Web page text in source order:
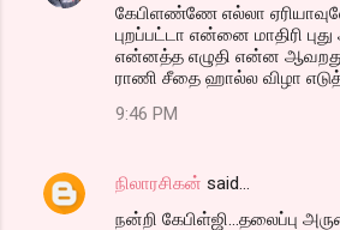
கேபிளண்ணே எல்லா
புறப்பட்டா என்னை மாதிரி
என்னத்த எழுதி என்ன ஆவறது?
ராணி சீதை ஹால்ல விழா
9:46 PM
நிலாரசிகன் said…
நன்றி கேபிள்ஜி...தலைப்பு